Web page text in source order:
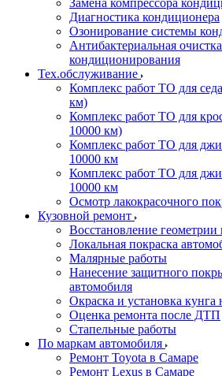
Замена компрессора
Диагностика кондиционера
Озонирование системы
Антибактериальная
кондиционирования
Тех.обслуживание
Комплекс работ ТО для
км)
Комплекс работ ТО для
10000 км)
Комплекс работ ТО для
10000 км
Комплекс работ ТО для
10000 км
Осмотр лакокрасочного
Кузовной ремонт
Восстановление геометрии
Локальная покраска
Малярные работы
Нанесение защитного
автомобиля
Окраска и установка
Оценка ремонта после ДТП
Стапельные работы
По маркам автомобиля
Ремонт Toyota в Самаре
Ремонт Lexus в Самаре